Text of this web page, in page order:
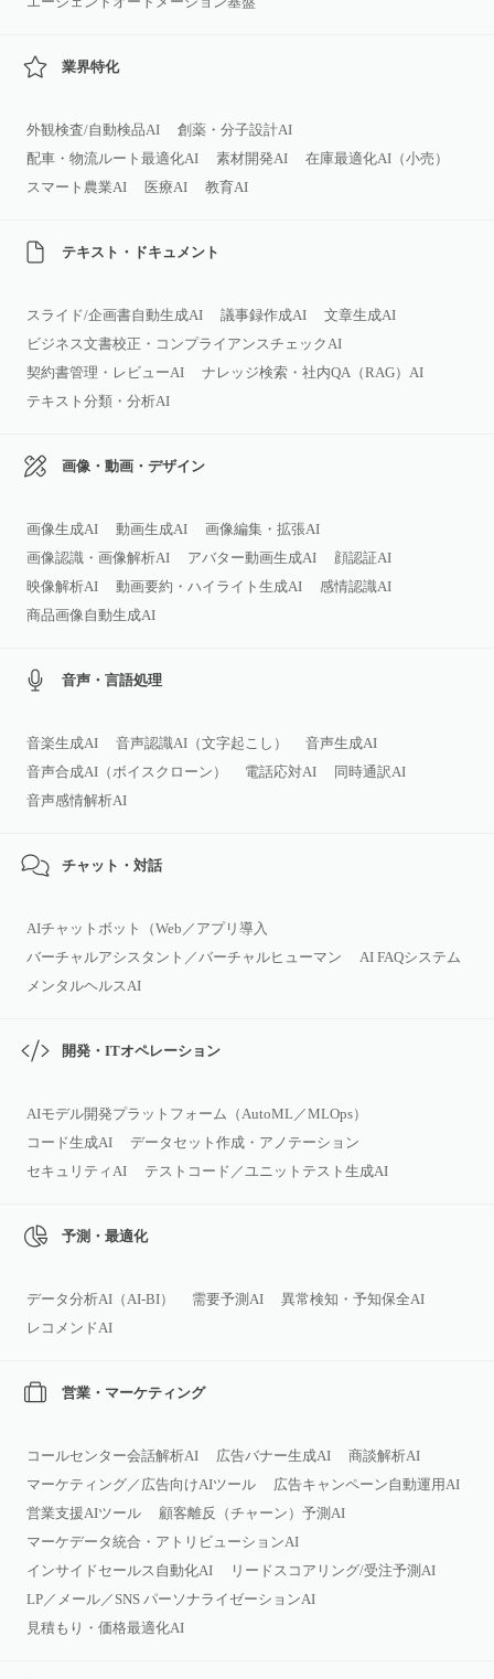
業界特化
外観検査/自動検品AI
創薬・分子設計AI
配車・物流ルート最適化AI
素材開発AI
在庫最適化AI（小売）
スマート農業AI
医療AI 教育AI
テキスト・ドキュメント
スライド/企画書自動生成AI 議事録作成AI
文章生成AI
ビジネス文書校正・コンプライアンスチェックAI
契約書管理・レビューAI
ナレッジ検索・社内QA（RAG）AI
テキスト分類・分析AI
画像・動画・デザイン
画像生成AI 動画生成AI
画像編集・拡張AI
画像認識・画像解析AI
アバター動画生成AI
顔認証AI
映像解析AI
動画要約・ハイライト生成AI
感情認識AI
商品画像自動生成AI
音声・言語処理
音楽生成AI 音声認識AI（文字起こし）
音声生成AI
音声合成AI（ボイスクローン）
電話応対AI
同時通訳AI
音声感情解析AI
チャット・対話
AIチャットボット（Web／アプリ導入
バーチャルアシスタント／バーチャルヒューマン
AI FAQシステム
メンタルヘルスAI
開発・ITオペレーション
AIモデル開発プラットフォーム（AutoML／MLOps）
コード生成AI
データセット作成・アノテーション
セキュリティAI
テストコード／ユニットテスト生成AI
予測・最適化
データ分析AI（AI‑BI） 需要予測AI
異常検知・予知保全AI
レコメンドAI
営業・マーケティング
コールセンター会話解析AI 広告バナー生成AI
商談解析AI
マーケティング／広告向けAIツール
広告キャンペーン自動運用AI
営業支援AIツール
顧客離反（チャーン）予測AI
マーケデータ統合・アトリビューションAI
インサイドセールス自動化AI
リードスコアリング/受注予測AI
LP／メール／SNS パーソナライゼーションAI
見積もり・価格最適化AI